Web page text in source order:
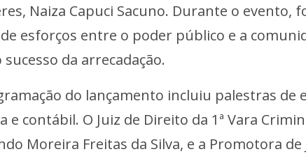
Naiza Capuci Sacuno. Durante o evento,
esforços entre o poder público e a
sucesso da arrecadação.
do lançamento incluiu palestras de
e contábil. O Juiz de Direito da 1ª Vara
Moreira Freitas da Silva, e a Promotora de